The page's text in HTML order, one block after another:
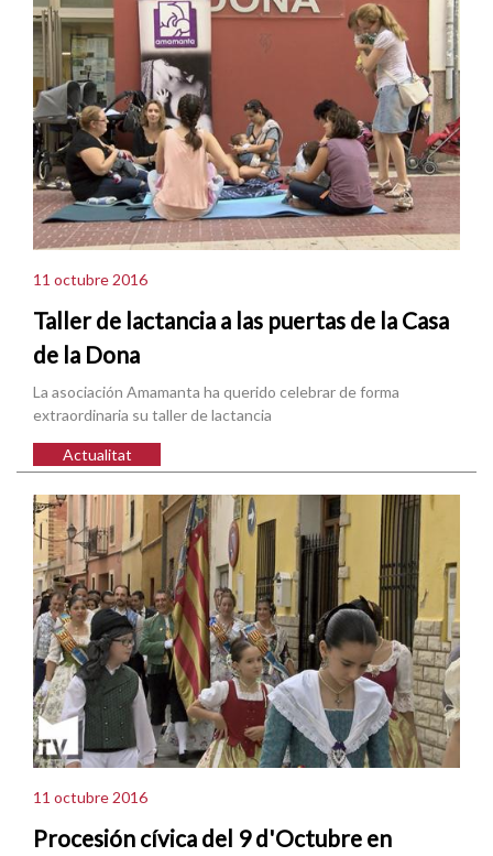
11 octubre 2016
Taller de lactancia a las puertas de la Casa
de la Dona
La asociación Amamanta ha querido celebrar de forma
extraordinaria su taller de lactancia
Actualitat
11 octubre 2016
Procesión cívica del 9 d'Octubre en